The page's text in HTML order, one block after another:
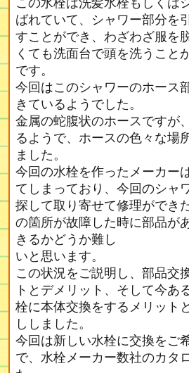
この水栓は洗髪水栓もしくは
ばれていて、シャワー部分を
すことができ、わざわざ服を
くても洗面台で頭を洗うこと
です。
今回はこのシャワーのホース
きているようでした。
金属の蛇腹状のホースですが
るようで、ホースの色々な場
ました。
今回の水栓を作ったメーカー
てしまっており、今回のシャ
探して取り寄せて修理ができ
の箇所が故障した時に部品が
きるかどうか難し
いと思います。
この状況をご説明し、部品交
トとデメリット、そして今あ
栓に本体交換をするメリット
ししました。
今回は新しい水栓に交換をご
で、水栓メーカー数社のカタ